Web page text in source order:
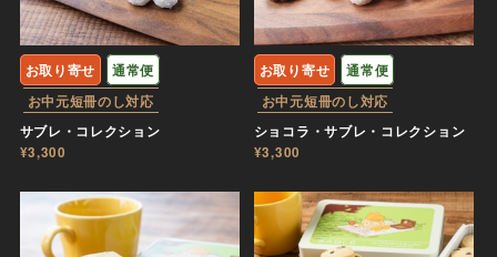
お取り寄せ
通常便
お中元短冊のし対応
サブレ・コレクション
¥3,300
お取り寄せ
通常便
お中元短冊のし対応
ショコラ・サブレ・コレクション
¥3,300